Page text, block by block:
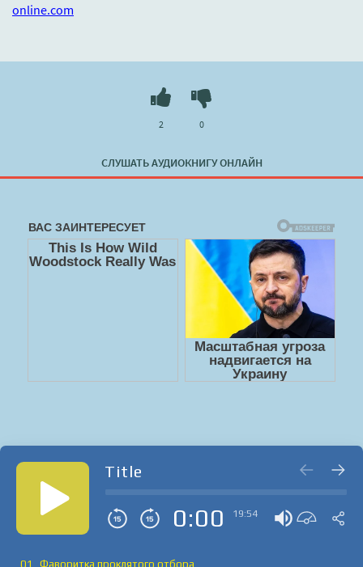
online.com
СЛУШАТЬ АУДИОКНИГУ ОНЛАЙН
2 0
Title
0:00 19:54
01_Фаворитка проклятого отбора